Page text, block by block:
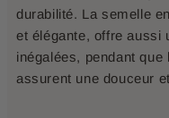
durabilité. La semelle
et élégante, offre aussi
inégalées, pendant
assurent une douceur